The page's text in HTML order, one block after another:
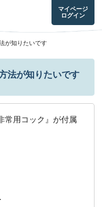
マイページ
ログイン
が知りたいです
法が知りたいです
常用コック』が付属